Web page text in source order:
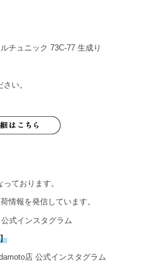
チュニック 73C-77 生成り
い。
っております。
情報を発信しています。
公式インスタグラム
】
店 公式インスタグラム